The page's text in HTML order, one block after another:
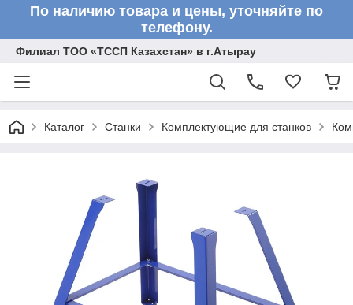
По наличию товара и цены, уточняйте по
телефону.
Филиал ТОО «ТССП Казахстан» в г.Атырау
Каталог Станки Комплектующие для станков